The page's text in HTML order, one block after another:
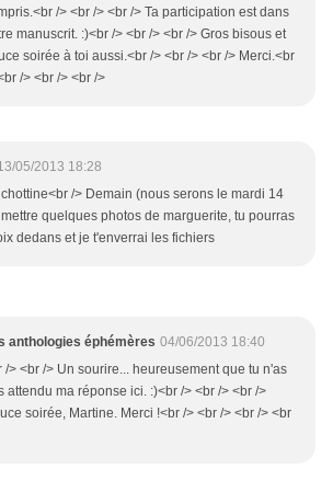
/> <br /> <br /> Ta participation est dans
manuscrit. :)<br /> <br /> <br /> Gros bisous et
soirée à toi aussi.<br /> <br /> <br /> Merci.<br
/> <br /> <br />
05/2013 18:28
/> Demain (nous serons le mardi 14
quelques photos de marguerite, tu pourras
dedans et je t'enverrai les fichiers
anthologies éphémères 04/06/2013 18:40
/> <br /> Un sourire... heureusement que tu n'as
attendu ma réponse ici. :)<br /> <br /> <br />
soirée, Martine. Merci !<br /> <br /> <br /> <br